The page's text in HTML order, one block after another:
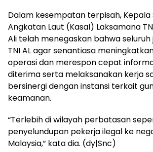
Dalam kesempatan terpisah, Kepala
Angkatan Laut (Kasal) Laksamana
Ali telah menegaskan bahwa
TNI AL agar senantiasa
operasi dan merespon cepat
diterima serta melaksanakan kerja
bersinergi dengan instansi terkait
keamanan.
“Terlebih di wilayah perbatasan
penyelundupan pekerja ilegal ke
Malaysia,” kata dia. (dy|Snc)